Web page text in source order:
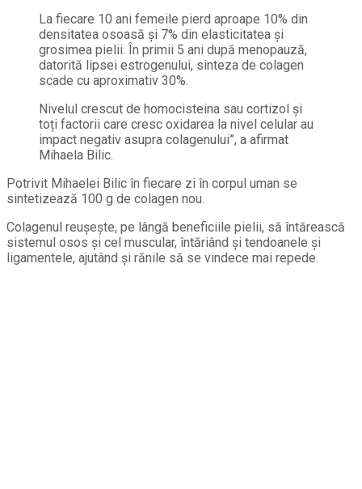
La fiecare 10 ani femeile pierd aproape 10% din
densitatea osoasă și 7% din elasticitatea și
grosimea pielii. În primii 5 ani după menopauză,
datorită lipsei estrogenului, sinteza de colagen
scade cu aproximativ 30%.
Nivelul crescut de homocisteina sau cortizol și
toți factorii care cresc oxidarea la nivel celular au
impact negativ asupra colagenului”, a afirmat
Mihaela Bilic.
Potrivit Mihaelei Bilic în fiecare zi în corpul uman se
sintetizează 100 g de colagen nou.
Colagenul reușește, pe lângă beneficiile pielii, să întărească
sistemul osos și cel muscular, întăriând și tendoanele și
ligamentele, ajutând și rănile să se vindece mai repede.